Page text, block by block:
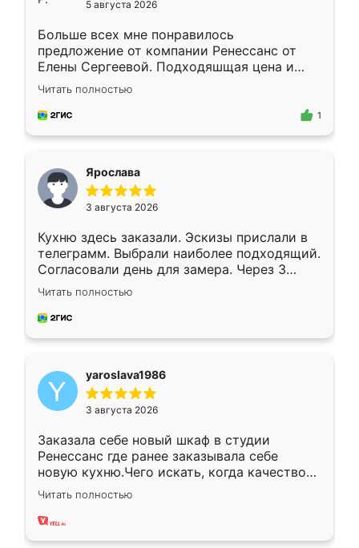
5 августа 2026
Больше всех мне понравилось
предложение от компании Ренессанс от
Елены Сергеевой. Подходяшщая цена и
короткие сроки изготовления. Приехавший
для замера сотрудник Владислав
предложил по моему эскизу самый
Читать полностью
1
Ярослава
3 августа 2026
Кухню здесь заказали. Эскизы прислали в
телеграмм. Выбрали наиболее подходящий.
Согласовали день для замера. Через 3
недели кухня была уже готова. Остались
довольны работой. Спасибо Ренессанс
мебель за качественную работу!
Читать полностью
yaroslava1986
3 августа 2026
Заказала себе новый шкаф в студии
Ренессанс где ранее заказывала себе
новую кухню.Чего искать, когда качеством
вполне довольна. Служит кухня уже почти
два года, нареканий нет.
Читать полностью